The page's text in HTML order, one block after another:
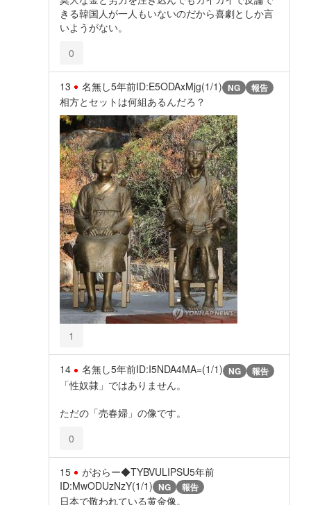
きる韓国人が一人もいないのだから喜劇としか言
いようがない。
0
13 名無し5年前ID:E5ODAxMjg(1/1) NG 報告
相方とセットは何組あるんだろ？
1
14 名無し5年前ID:I5NDA4MA=(1/1) NG 報告
「性奴隷」ではありません。
ただの「売春婦」の像です。
0
15 がおらー◆TYBVULIPSU5年前
ID:MwODUzNzY(1/1) NG 報告
日本で敬われている黄金像。